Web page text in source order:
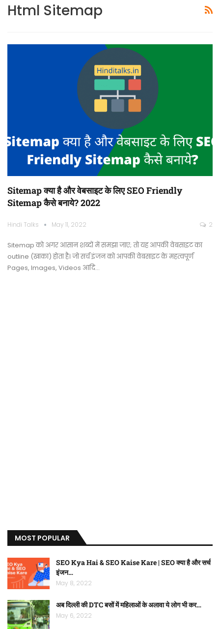
Html Sitemap
Sitemap क्या है और वेबसाइट के लिए SEO Friendly
Sitemap कैसे बनाये? 2022
Hindi Talks May 11, 2022 2
Sitemap को अगर आसान शब्दों में समझा जाए; तो यह आपकी वेबसाइट का
outline (खाका) होता है। जो सर्च इंजन को आपकी वेबसाइट के महत्वपूर्ण
Pages, Images, Videos आदि…
MOST POPULAR
SEO Kya Hai & SEO Kaise Kare | SEO क्या है और सर्च
इंजन…
May 8, 2022
अब दिल्ली की DTC बसों में महिलाओं के अलावा ये लोग भी कर…
May 6, 2022